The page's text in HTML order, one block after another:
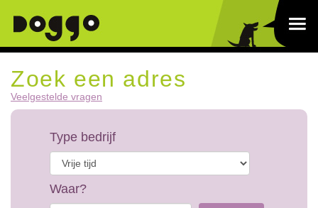
Zoek een adres
Veelgestelde vragen
Type bedrijf
Waar?